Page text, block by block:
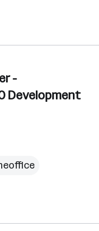
-
Development